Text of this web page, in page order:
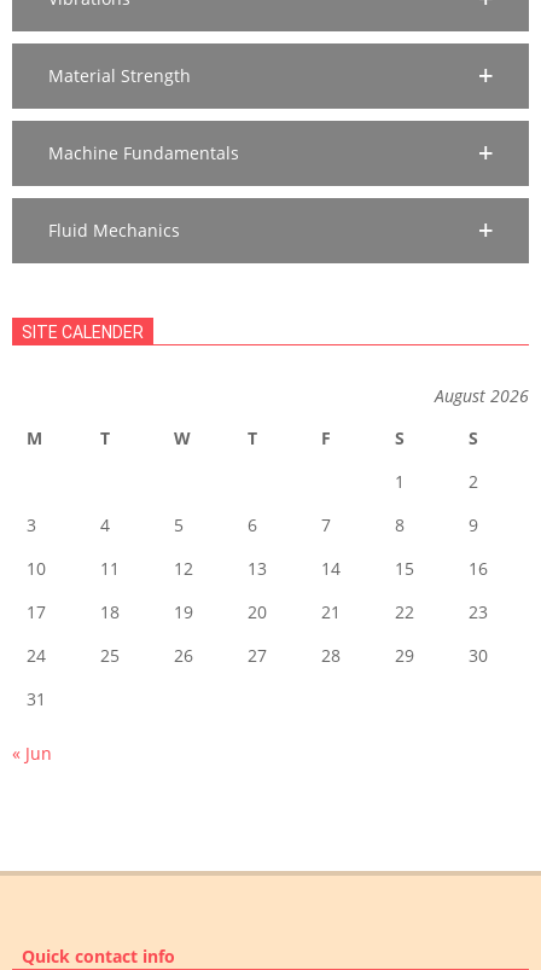
Material Strength
Machine Fundamentals
Fluid Mechanics
SITE CALENDER
August 2026
M
T W T F S
S
1
2
3
4 5 6 7 8
9
10
11 12 13 14 15
16
17
18 19 20 21 22
23
24
25 26 27 28 29
30
31
« Jun
Quick contact info